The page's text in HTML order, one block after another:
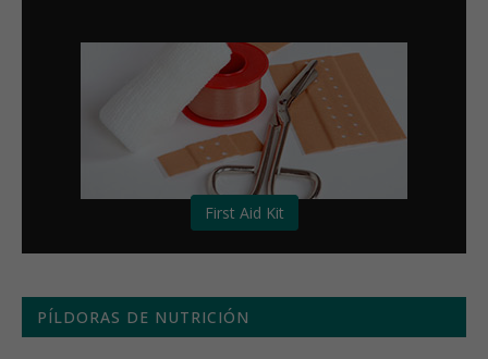
First Aid Kit
PÍLDORAS DE NUTRICIÓN